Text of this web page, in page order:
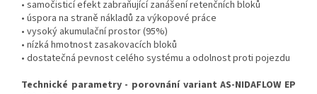
• samočisticí efekt zabraňující zanášení retenčních bloků
• úspora na straně nákladů za výkopové práce
• vysoký akumulační prostor (95%)
• nízká hmotnost zasakovacích bloků
• dostatečná pevnost celého systému a odolnost proti pojezdu
Technické parametry - porovnání variant AS-NIDAFLOW EP